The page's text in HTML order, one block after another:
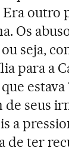
outro
Os
seja,
para a
seus
a
de ter